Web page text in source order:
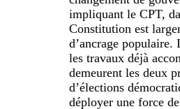
impliquant le CPT,
Constitution est
d’ancrage populaire.
les travaux déjà
demeurent les deux
d’élections
déployer une force